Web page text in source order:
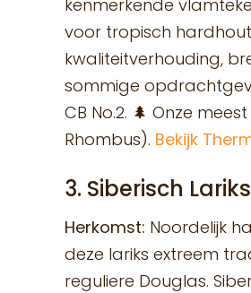
kenmerkende
voor tropisch
kwaliteitverhouding,
sommige
CB No.2. 🌲 Onze
Rhombus). Bekijk
3. Siberisch Lariks
Herkomst: Noordelijk
deze lariks extreem
reguliere Douglas.